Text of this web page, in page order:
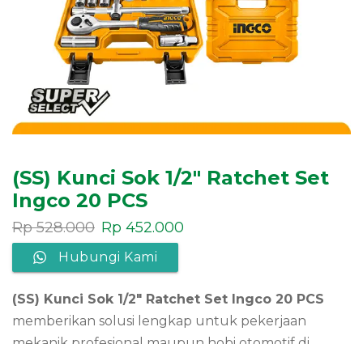
(SS) Kunci Sok 1/2″ Ratchet Set
Ingco 20 PCS
Rp528.000 Rp 452.000
Hubungi Kami
(SS) Kunci Sok 1/2″ Ratchet Set Ingco 20 PCS
memberikan solusi lengkap untuk pekerjaan